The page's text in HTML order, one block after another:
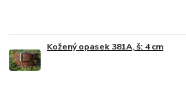
Kožený opasek 381A, š: 4 cm